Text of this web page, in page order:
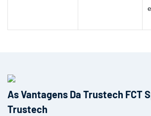
As Vantagens Da Trustech FCT
Trustech